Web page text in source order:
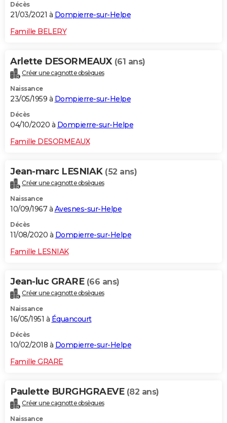
Décès
21/03/2021 à Dompierre-sur-Helpe
Famille BELERY
Arlette DESORMEAUX (61 ans)
Créer une cagnotte obsèques
Naissance
23/05/1959 à Dompierre-sur-Helpe
Décès
04/10/2020 à Dompierre-sur-Helpe
Famille DESORMEAUX
Jean-marc LESNIAK (52 ans)
Créer une cagnotte obsèques
Naissance
10/09/1967 à Avesnes-sur-Helpe
Décès
11/08/2020 à Dompierre-sur-Helpe
Famille LESNIAK
Jean-luc GRARE (66 ans)
Créer une cagnotte obsèques
Naissance
16/05/1951 à Équancourt
Décès
10/02/2018 à Dompierre-sur-Helpe
Famille GRARE
Paulette BURGHGRAEVE (82 ans)
Créer une cagnotte obsèques
Naissance